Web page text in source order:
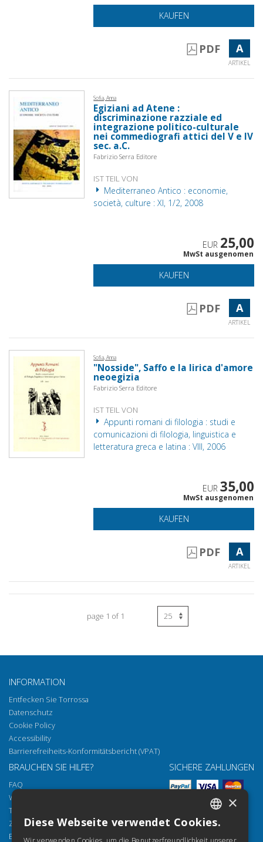
KAUFEN
PDF A
ARTIKEL
Sofia, Anna
Egiziani ad Atene :
discriminazione razziale ed
integrazione politico-culturale
nei commediografi attici del V e IV
sec. a.C.
Fabrizio Serra Editore
IST TEIL VON
Mediterraneo Antico : economie,
società, culture : XI, 1/2, 2008
EUR 25,00
MwSt ausgenomen
KAUFEN
PDF A
ARTIKEL
Sofia, Anna
"Nosside", Saffo e la lirica d'amore
neoegizia
Fabrizio Serra Editore
IST TEIL VON
Appunti romani di filologia : studi e
comunicazioni di filologia, linguistica e
letteratura greca e latina : VIII, 2006
EUR 35,00
MwSt ausgenomen
KAUFEN
PDF A
ARTIKEL
page 1 of 1
INFORMATION
Entfecken Sie Torrossa
Datenschutz
Cookie Policy
Accessibility
Barrierefreiheits-Konformitätsbericht (VPAT)
BRAUCHEN SIE HILFE?
FAQ
Wie öffnen Sie unsere Dokumente
Torrossa Reader
Zugriffsmöglichkeiten
Email:helpdesk@torrossa.com
SICHERE ZAHLUNGEN
ITALIAN
×
Diese Webseite verwendet Cookies.